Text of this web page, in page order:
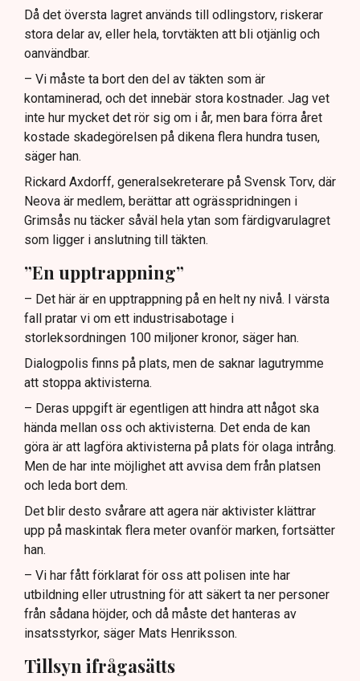
Då det översta lagret används till odlingstorv, riskerar
stora delar av, eller hela, torvtäkten att bli otjänlig och
oanvändbar.
– Vi måste ta bort den del av täkten som är
kontaminerad, och det innebär stora kostnader. Jag vet
inte hur mycket det rör sig om i år, men bara förra året
kostade skadegörelsen på dikena flera hundra tusen,
säger han.
Rickard Axdorff, generalsekreterare på Svensk Torv, där
Neova är medlem, berättar att ogrässpridningen i
Grimsås nu täcker såväl hela ytan som färdigvarulagret
som ligger i anslutning till täkten.
”En upptrappning”
– Det här är en upptrappning på en helt ny nivå. I värsta
fall pratar vi om ett industrisabotage i
storleksordningen 100 miljoner kronor, säger han.
Dialogpolis finns på plats, men de saknar lagutrymme
att stoppa aktivisterna.
– Deras uppgift är egentligen att hindra att något ska
hända mellan oss och aktivisterna. Det enda de kan
göra är att lagföra aktivisterna på plats för olaga intrång.
Men de har inte möjlighet att avvisa dem från platsen
och leda bort dem.
Det blir desto svårare att agera när aktivister klättrar
upp på maskintak flera meter ovanför marken, fortsätter
han.
– Vi har fått förklarat för oss att polisen inte har
utbildning eller utrustning för att säkert ta ner personer
från sådana höjder, och då måste det hanteras av
insatsstyrkor, säger Mats Henriksson.
Tillsyn ifrågasätts